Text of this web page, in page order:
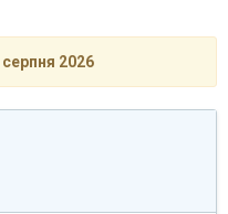
серпня 2026